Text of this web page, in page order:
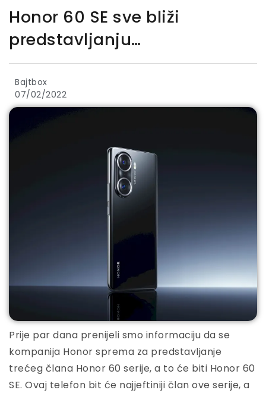
Honor 60 SE sve bliži
predstavljanju…
Bajtbox
07/02/2022
Prije par dana prenijeli smo informaciju da se
kompanija Honor sprema za predstavljanje
trećeg člana Honor 60 serije, a to će biti Honor 60
SE. Ovaj telefon bit će najjeftiniji član ove serije, a